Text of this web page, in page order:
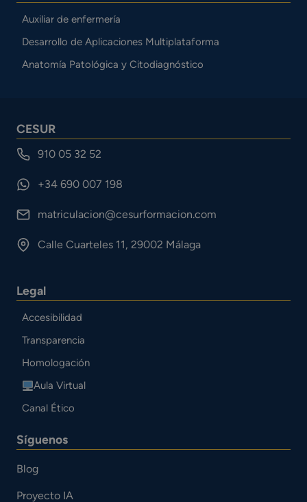
Auxiliar de enfermería
Desarrollo de Aplicaciones Multiplataforma
Anatomía Patológica y Citodiagnóstico
CESUR
910 05 32 52
+34 690 007 198
matriculacion@cesurformacion.com
Calle Cuarteles 11, 29002 Málaga
Legal
Accesibilidad
Transparencia
Homologación
Aula Virtual
Canal Ético
Síguenos
Blog
Proyecto IA